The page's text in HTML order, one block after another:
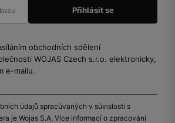
obchodních sdělení
WOJAS Czech s.r.o. elektronicky,
e-mailu.
údajů spracúvaných v súvislosti s
je Wojas S.A. Více informací o zpracování